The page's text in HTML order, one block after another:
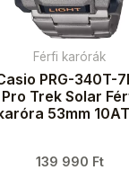
Férfi karórák
PRG-340T-
Pro Trek Solar
53mm
139 990 Ft